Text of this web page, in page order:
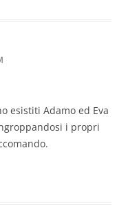
esistiti Adamo ed Eva
i propri